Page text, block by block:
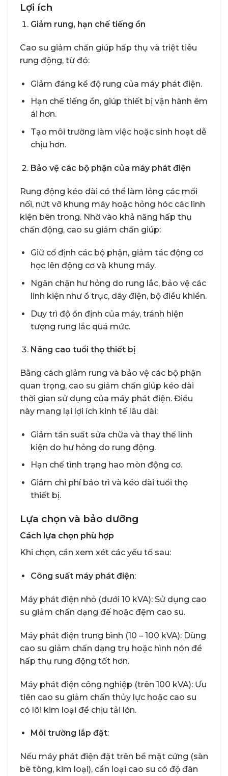
Lợi ích
Giảm rung, hạn chế tiếng ồn
Cao su giảm chấn giúp hấp thụ và triệt tiêu
rung động, từ đó:
Giảm đáng kể độ rung của máy phát điện.
Hạn chế tiếng ồn, giúp thiết bị vận hành êm
ái hơn.
Tạo môi trường làm việc hoặc sinh hoạt dễ
chịu hơn.
Bảo vệ các bộ phận của máy phát điện
Rung động kéo dài có thể làm lỏng các mối
nối, nứt vỡ khung máy hoặc hỏng hóc các linh
kiện bên trong. Nhờ vào khả năng hấp thụ
chấn động, cao su giảm chấn giúp:
Giữ cố định các bộ phận, giảm tác động cơ
học lên động cơ và khung máy.
Ngăn chặn hư hỏng do rung lắc, bảo vệ các
linh kiện như ổ trục, dây điện, bộ điều khiển.
Duy trì độ ổn định của máy, tránh hiện
tượng rung lắc quá mức.
Nâng cao tuổi thọ thiết bị
Bằng cách giảm rung và bảo vệ các bộ phận
quan trọng, cao su giảm chấn giúp kéo dài
thời gian sử dụng của máy phát điện. Điều
này mang lại lợi ích kinh tế lâu dài:
Giảm tần suất sửa chữa và thay thế linh
kiện do hư hỏng do rung động.
Hạn chế tình trạng hao mòn động cơ.
Giảm chi phí bảo trì và kéo dài tuổi thọ
thiết bị.
Lựa chọn và bảo dưỡng
Cách lựa chọn phù hợp
Khi chọn, cần xem xét các yếu tố sau:
Công suất máy phát điện:
Máy phát điện nhỏ (dưới 10 kVA): Sử dụng cao
su giảm chấn dạng đế hoặc đệm cao su.
Máy phát điện trung bình (10 – 100 kVA): Dùng
cao su giảm chấn dạng trụ hoặc hình nón để
hấp thụ rung động tốt hơn.
Máy phát điện công nghiệp (trên 100 kVA): Ưu
tiên cao su giảm chấn thủy lực hoặc cao su
có lõi kim loại để chịu tải lớn.
Môi trường lắp đặt:
Nếu máy phát điện đặt trên bề mặt cứng (sàn
bê tông, kim loại), cần loại cao su có độ đàn